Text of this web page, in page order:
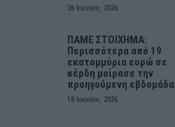
26 Ιουνίου, 2026
ΠΑΜΕ ΣΤΟΙΧΗΜΑ:
Περισσότερα από 19
εκατομμύρια ευρώ σε
κέρδη μοίρασε την
προηγούμενη εβδομάδα
18 Ιουνίου, 2026